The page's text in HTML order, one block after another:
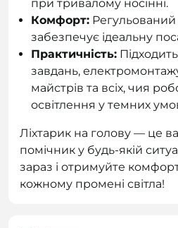
при тривалому носінні.
Комфорт:
забезпечує ідеальну
Практичність:
завдань,
майстрів та всіх, чия
освітлення у темних
Ліхтарик на голову — це
помічник у будь-якій
зараз і отримуйте комфорт
кожному промені світла!